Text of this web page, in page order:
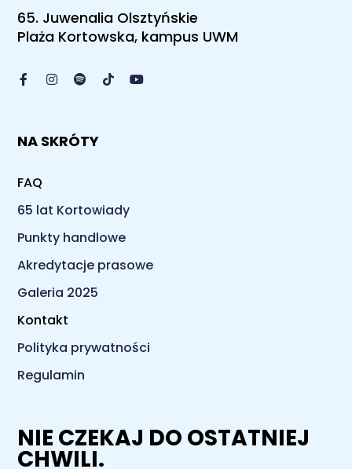
65. Juwenalia Olsztyńskie
Plaża Kortowska, kampus UWM
NA SKRÓTY
FAQ
65 lat Kortowiady
Punkty handlowe
Akredytacje prasowe
Galeria 2025
Kontakt
Polityka prywatności
Regulamin
NIE CZEKAJ DO OSTATNIEJ
CHWILI.